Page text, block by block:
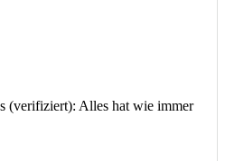
(verifiziert): Alles hat wie immer